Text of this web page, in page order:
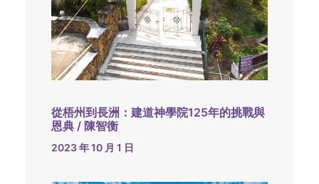
從梧州到長洲：建道神學院125年的挑戰與
恩典 / 陳智衡
2023 年 10 月 1 日